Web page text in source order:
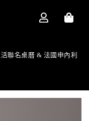
聯名桌曆 & 法國申內利